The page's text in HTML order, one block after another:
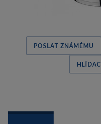
POSLAT ZNÁMÉMU